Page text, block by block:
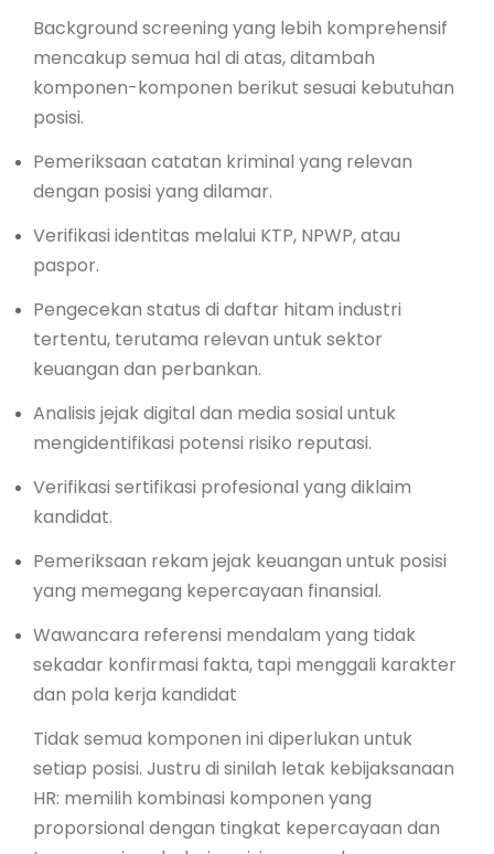
Background screening yang lebih komprehensif
mencakup semua hal di atas, ditambah
komponen-komponen berikut sesuai kebutuhan
posisi.
Pemeriksaan catatan kriminal yang relevan
dengan posisi yang dilamar.
Verifikasi identitas melalui KTP, NPWP, atau
paspor.
Pengecekan status di daftar hitam industri
tertentu, terutama relevan untuk sektor
keuangan dan perbankan.
Analisis jejak digital dan media sosial untuk
mengidentifikasi potensi risiko reputasi.
Verifikasi sertifikasi profesional yang diklaim
kandidat.
Pemeriksaan rekam jejak keuangan untuk posisi
yang memegang kepercayaan finansial.
Wawancara referensi mendalam yang tidak
sekadar konfirmasi fakta, tapi menggali karakter
dan pola kerja kandidat
Tidak semua komponen ini diperlukan untuk
setiap posisi. Justru di sinilah letak kebijaksanaan
HR: memilih kombinasi komponen yang
proporsional dengan tingkat kepercayaan dan